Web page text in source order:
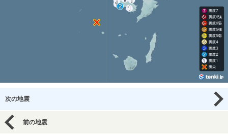
次の地震
前の地震